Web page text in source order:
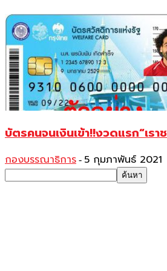
บัตรคนจนเงินเข้า!!งวดแรก“เร
กองบรรณาธิการ - 5 กุมภาพันธ์ 2021